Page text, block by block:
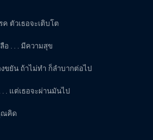
ค ตัวเธอจะเติบโต
อ . . . มีความสุข
ขยัน ถ้าไม่ทำ ก็ลำบากต่อไป
. แต่เธอจะผ่านมันไป
ณคิด